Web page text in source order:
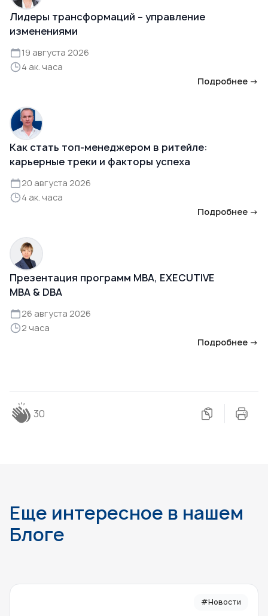
Лидеры трансформаций – управление
изменениями
19 августа 2026
4 ак. часа
Подробнее →
Как стать топ-менеджером в ритейле:
карьерные треки и факторы успеха
20 августа 2026
4 ак. часа
Подробнее →
Презентация программ MBA, EXECUTIVE
MBA & DBA
26 августа 2026
2 часа
Подробнее →
30
Еще интересное в нашем
Блоге
#Новости